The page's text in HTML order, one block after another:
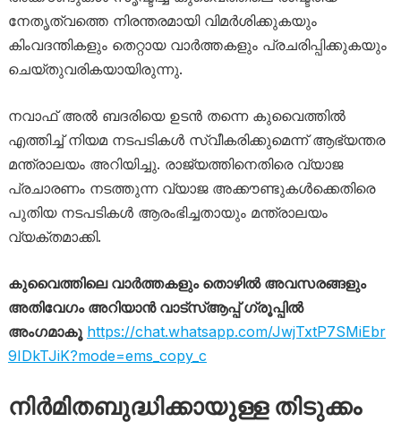
നേതൃത്വത്തെ നിരന്തരമായി വിമർശിക്കുകയും
കിംവദന്തികളും തെറ്റായ വാർത്തകളും പ്രചരിപ്പിക്കുകയും
ചെയ്തുവരികയായിരുന്നു.
നവാഫ് അൽ ബദരിയെ ഉടൻ തന്നെ കുവൈത്തിൽ
എത്തിച്ച് നിയമ നടപടികൾ സ്വീകരിക്കുമെന്ന് ആഭ്യന്തര
മന്ത്രാലയം അറിയിച്ചു. രാജ്യത്തിനെതിരെ വ്യാജ
പ്രചാരണം നടത്തുന്ന വ്യാജ അക്കൗണ്ടുകൾക്കെതിരെ
പുതിയ നടപടികൾ ആരംഭിച്ചതായും മന്ത്രാലയം
വ്യക്തമാക്കി.
കുവൈത്തിലെ വാർത്തകളും തൊഴിൽ അവസരങ്ങളും
അതിവേഗം അറിയാൻ വാട്സ്ആപ്പ് ഗ്രൂപ്പിൽ
അംഗമാകൂ https://chat.whatsapp.com/JwjTxtP7SMiEbr
9IDkTJiK?mode=ems_copy_c
നിർമിതബുദ്ധിക്കായുള്ള തിടുക്കം